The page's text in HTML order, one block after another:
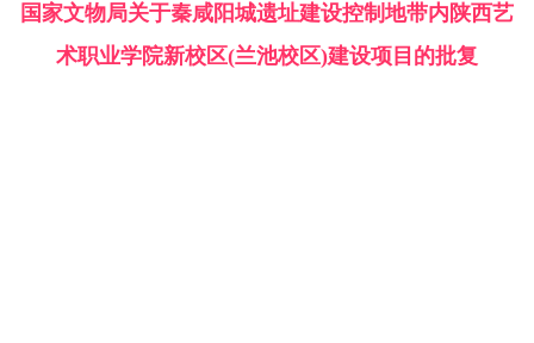
国家文物局关于秦咸阳城遗址建设控制地带内陕西艺
术职业学院新校区(兰池校区)建设项目的批复